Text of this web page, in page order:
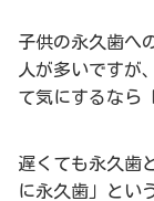
子供の永久歯へ
人が多いですが
て気にするなら
遅くても永久歯
に永久歯」とい